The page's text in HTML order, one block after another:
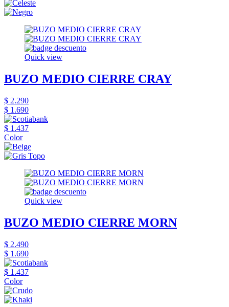
Quick view
BUZO MEDIO CIERRE CRAY
$ 2.290
$ 1.690
$ 1.437
Color
Quick view
BUZO MEDIO CIERRE MORN
$ 2.490
$ 1.690
$ 1.437
Color